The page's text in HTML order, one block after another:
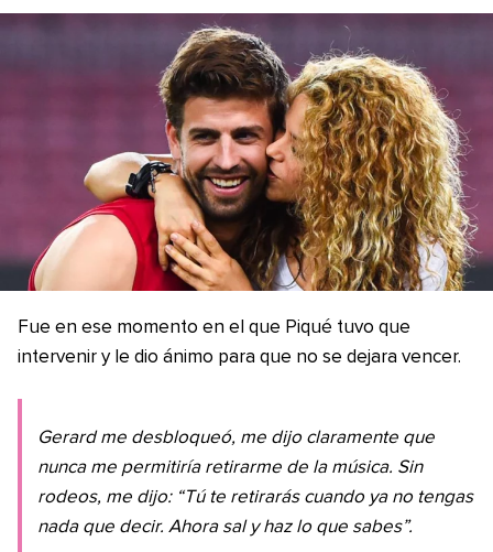
Fue en ese momento en el que Piqué tuvo que
intervenir y le dio ánimo para que no se dejara vencer.
Gerard me desbloqueó, me dijo claramente que
nunca me permitiría retirarme de la música. Sin
rodeos, me dijo: “Tú te retirarás cuando ya no tengas
nada que decir. Ahora sal y haz lo que sabes”.